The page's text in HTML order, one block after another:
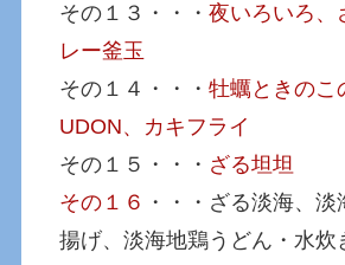
その１３・・・夜いろいろ、
レー釜玉
その１４・・・牡蠣ときのこ
UDON、カキフライ
その１５・・・ ざる坦坦
その１６ ・・・ざる淡海、淡
揚げ、淡海地鶏うどん・水炊